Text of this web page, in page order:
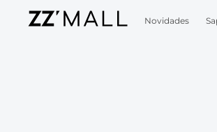
Novidades